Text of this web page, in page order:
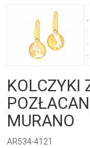
KOLCZYKI
MURANO
AR534-4121